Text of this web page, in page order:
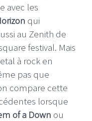
avec les
qui
au Zenith de
festival. Mais
à rock en
pas que
compare cette
lorsque
of a Down ou